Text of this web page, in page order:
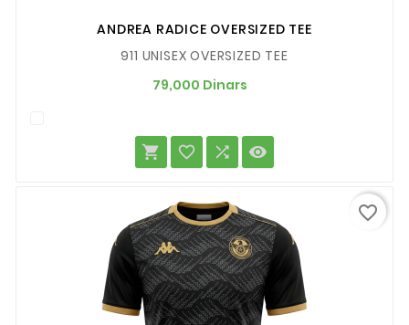
ANDREA RADICE OVERSIZED TEE
911 UNISEX OVERSIZED TEE
79,000 Dinars
   
favorite_border